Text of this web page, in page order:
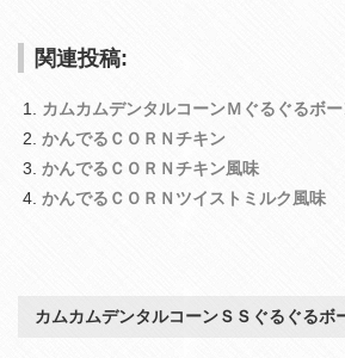
関連投稿:
カムカムデンタルコーンＭぐるぐるボ
かんでるＣＯＲＮチキン
かんでるＣＯＲＮチキン風味
かんでるＣＯＲＮツイストミルク風味
カムカムデンタルコーンＳＳぐるぐるボ